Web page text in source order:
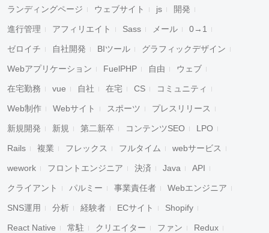
ランディングページ ウェブサイト js 開発
進行管理 アフィリエイト Sass メール 0→1
ゼロイチ 自社開発 BIツール グラフィックデザイン
Webアプリケーション FuelPHP 自由 ウェブ
在宅勤務 vue 自社 在宅 CS コミュニティ
Web制作 Webサイト スポーツ プレスリリース
新規開発 新規 第二新卒 コンテンツSEO LPO
Rails 複業 フレックス フルタイム webサービス
wework フロントエンジニア 決済 Java API
クライアント パルミー 事業責任者 Webエンジニア
SNS運用 分析 経験者 ECサイト Shopify
React Native 常駐 クリエイター ファン Redux